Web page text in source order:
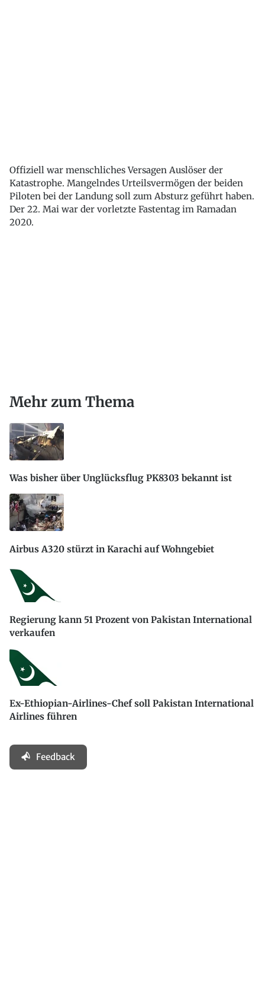
Offiziell war menschliches Versagen Auslöser der
Katastrophe. Mangelndes Urteilsvermögen der beiden
Piloten bei der Landung soll zum Absturz geführt haben.
Der 22. Mai war der vorletzte Fastentag im Ramadan
2020.
Mehr zum Thema
Was bisher über Unglücksflug PK8303 bekannt ist
Airbus A320 stürzt in Karachi auf Wohngebiet
Regierung kann 51 Prozent von Pakistan International
verkaufen
Ex-Ethiopian-Airlines-Chef soll Pakistan International
Airlines führen
Feedback